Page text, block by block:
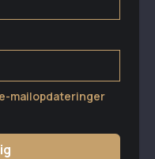
mailopdateringer